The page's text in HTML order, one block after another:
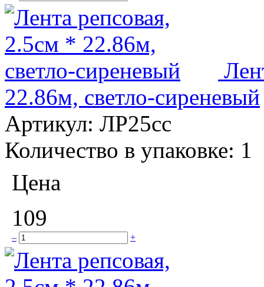
22.86м, светло-сиреневый
Артикул: ЛР25сс
Количество в упаковке: 1
Цена
109
– +